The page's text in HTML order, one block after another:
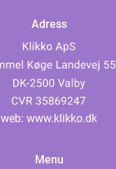
Adress
web: www.klikko.dk
Menu